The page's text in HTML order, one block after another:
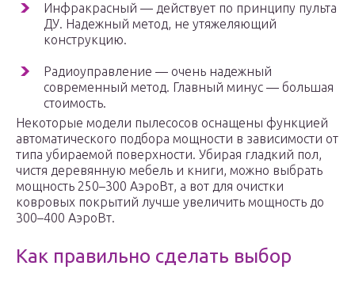
Инфракрасный — действует по принципу пульта
ДУ. Надежный метод, не утяжеляющий
конструкцию.
Радиоуправление — очень надежный
современный метод. Главный минус — большая
стоимость.
Некоторые модели пылесосов оснащены функцией
автоматического подбора мощности в зависимости от
типа убираемой поверхности. Убирая гладкий пол,
чистя деревянную мебель и книги, можно выбрать
мощность 250–300 АэроВт, а вот для очистки
ковровых покрытий лучше увеличить мощность до
300–400 АэроВт.
Как правильно сделать выбор